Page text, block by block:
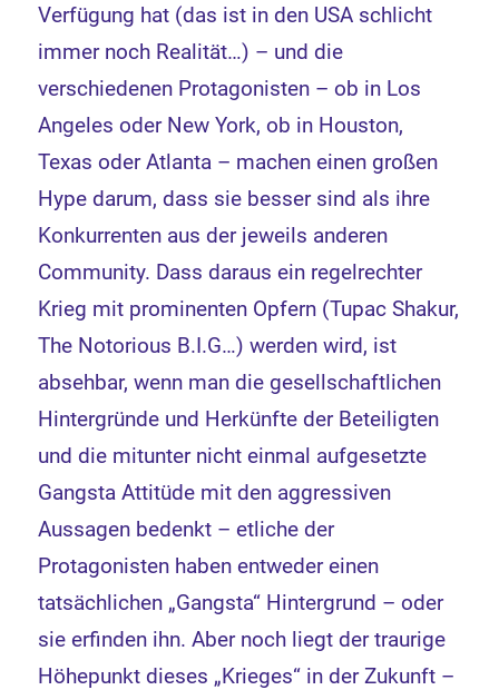
Verfügung hat (das ist in den USA schlicht
immer noch Realität…) – und die
verschiedenen Protagonisten – ob in Los
Angeles oder New York, ob in Houston,
Texas oder Atlanta – machen einen großen
Hype darum, dass sie besser sind als ihre
Konkurrenten aus der jeweils anderen
Community. Dass daraus ein regelrechter
Krieg mit prominenten Opfern (Tupac Shakur,
The Notorious B.I.G…) werden wird, ist
absehbar, wenn man die gesellschaftlichen
Hintergründe und Herkünfte der Beteiligten
und die mitunter nicht einmal aufgesetzte
Gangsta Attitüde mit den aggressiven
Aussagen bedenkt – etliche der
Protagonisten haben entweder einen
tatsächlichen „Gangsta“ Hintergrund – oder
sie erfinden ihn. Aber noch liegt der traurige
Höhepunkt dieses „Krieges“ in der Zukunft –